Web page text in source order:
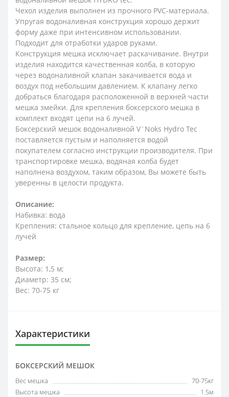
Чехол изделия выполнен из прочного PVC-материала.
Упругая водоналивная конструкция хорошо держит
форму даже при интенсивном использовании.
Подходит для отработки ударов руками.
Конструкция мешка исключает раскачивание. Внутри
изделия находится качественная колба, в которую
через водоналивной клапан закачивается вода и
воздух под небольшим давлением. К клапану легко
добраться благодаря расположенной в верхней части
мешка змейки. Для крепления боксерского мешка в
комплект входят цепи на 6 лучей.
Боксерский мешок водоналивной V`Noks Hydro Tec
поставляется пустым и наполняется водой
покупателем согласно инструкции производителя. При
транспортировке мешка, водяная колба будет
наполнена воздухом, таким образом, Вы можете быть
уверенны в целости продукта.
Описание:
Набивка: вода
Крепления: стальное кольцо для крепление, цепь на 6
лучей
Размер:
Высота: 1,5 м;
Диаметр: 35 см;
Вес: 70-75 кг
Характеристики
БОКСЕРСКИЙ МЕШОК
Вес мешка
70-75кг
Высота мешка
1.5м